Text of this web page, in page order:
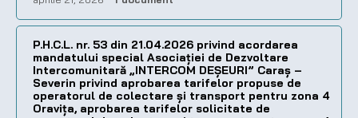
P.H.C.L. nr. 53 din 21.04.2026 privind acordarea
mandatului special Asociației de Dezvoltare
Intercomunitară „INTERCOM DEȘEURI” Caraș –
Severin privind aprobarea tarifelor propuse de
operatorul de colectare și transport pentru zona 4
Oravița, aprobarea tarifelor solicitate de